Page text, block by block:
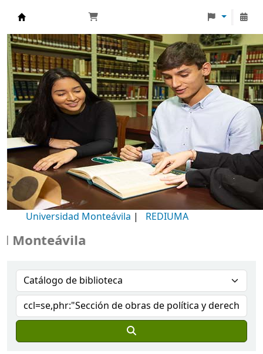
Biblioteca Universidad Monteávila
Universidad Monteávila | REDIUMA